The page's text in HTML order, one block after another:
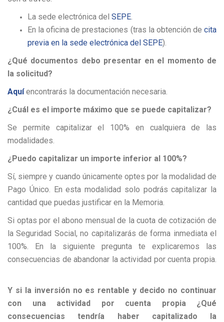
La sede electrónica del SEPE.
En la oficina de prestaciones (tras la obtención de cita
previa en la sede electrónica del SEPE).
¿Qué documentos debo presentar en el momento de
la solicitud?
Aquíencontrarás la documentación necesaria.
¿Cuál es el importe máximo que se puede capitalizar?
Se permite capitalizar el 100% en cualquiera de las
modalidades.
¿Puedo capitalizar un importe inferior al 100%?
Sí, siempre y cuando únicamente optes por la modalidad de
Pago Único. En esta modalidad solo podrás capitalizar la
cantidad que puedas justificar en la Memoria.
Si optas por el abono mensual de la cuota de cotización de
la Seguridad Social, no capitalizarás de forma inmediata el
100%. En la siguiente pregunta te explicaremos las
consecuencias de abandonar la actividad por cuenta propia.
Y si la inversión no es rentable y decido no continuar
con una actividad por cuenta propia ¿Qué
consecuencias tendría haber capitalizado la